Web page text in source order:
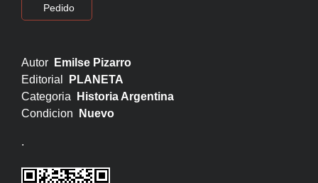
Pedido
Autor
Emilse Pizarro
Editorial
PLANETA
Categoria
Historia Argentina
Condicion
Nuevo
.